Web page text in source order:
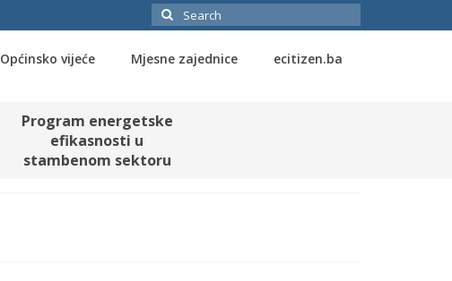
Search
for:
Općinsko vijeće Mjesne zajednice ecitizen.ba
Program energetske
efikasnosti u
stambenom sektoru